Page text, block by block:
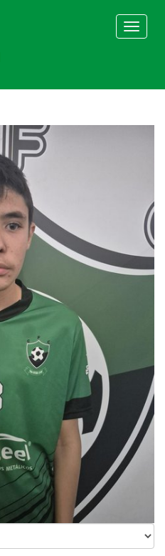
Toggle